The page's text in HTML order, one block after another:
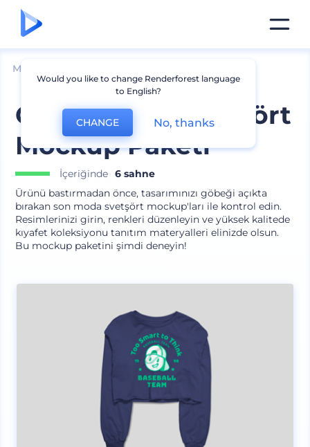
Mockuplar
Göbeği Açık Svetşört
Mockup Paketi
İçeriğinde 6 sahne
Ürünü bastırmadan önce, tasarımınızı göbeği açıkta
bırakan son moda svetşört mockup'ları ile kontrol edin.
Resimlerinizi girin, renkleri düzenleyin ve yüksek kalitede
kıyafet koleksiyonu tanıtım materyalleri elinizde olsun.
Bu mockup paketini şimdi deneyin!
Would you like to change Renderforest language
to English?
CHANGE No, thanks